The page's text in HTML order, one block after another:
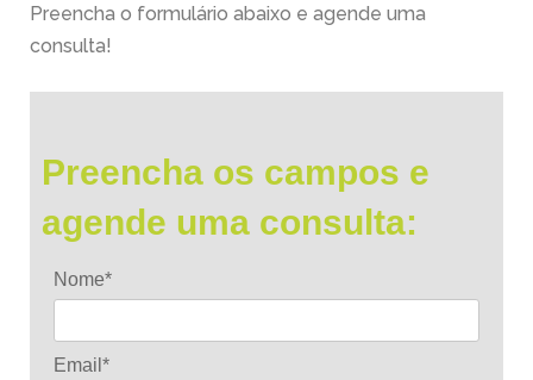
Preencha o formulário abaixo e agende uma
consulta!
Preencha os campos e
agende uma consulta:
Nome*
Email*